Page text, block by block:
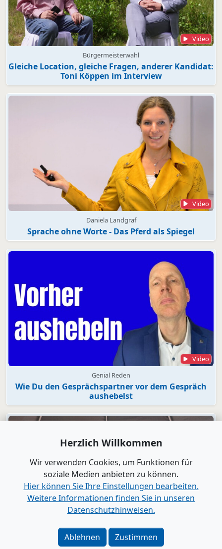
Video
Bürgermeisterwahl
Gleiche Location, gleiche Fragen, anderer Kandidat:
Toni Köppen im Interview
Video
Daniela Landgraf
Sprache ohne Worte - Das Pferd als Spiegel
Video
Genial Reden
Wie Du den Gesprächspartner vor dem Gespräch
aushebelst
Bad Segeberg
Herzlich Willkommen
Wir verwenden Cookies, um Funktionen für
soziale Medien anbieten zu können.
Hier können Sie Ihre Einstellungen bearbeiten.
Weitere Informationen finden Sie in unseren
Datenschutzhinweisen.
Ablehnen Zustimmen